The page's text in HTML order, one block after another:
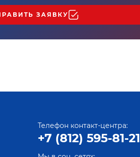
ЗАЯВКУ
Телефон контакт-центра:
+7 (812) 595-81-21